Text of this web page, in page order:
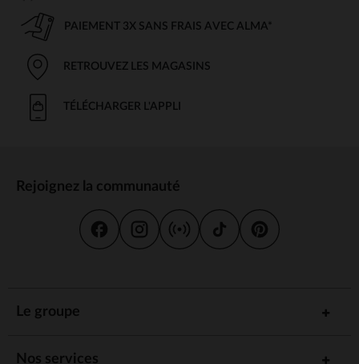
PAIEMENT 3X SANS FRAIS AVEC ALMA*
RETROUVEZ LES MAGASINS
TÉLÉCHARGER L'APPLI
Rejoignez la communauté
Le groupe
Nos services